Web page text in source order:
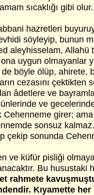
sıcaklığı gibi olur.
hazretleri
söyleyip, bunun
aleyhisselam, Allahü
uygun olmayanlar
böyle ölüp, ahirete,
cezasını
âdetlere ve
ve
Cehenneme girer;
sonsuz
çekip sonunda
ve küfür pisliği
Bu husustaki
rahmete
Kıyamette